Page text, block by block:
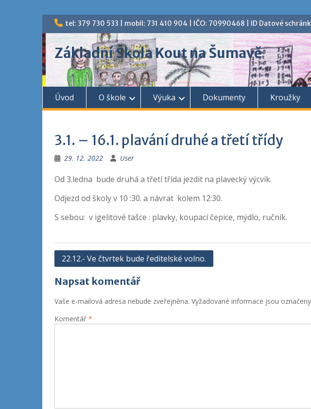
Skip
content
tel: 379 730 533 | mobil: 731 410 904 | IČO: 70990468 | ID Datové
Základní Škola Kout na Šumavě
Úvod O škole Výuka Dokumenty Kroužky
3.1. – 16.1. plavání druhé a třetí třídy
29. 12. 2022 User
Od 3.ledna bude druhá a třetí třída jezdit na plavecký výcvik.
Odjezd od školy v 10 :30. a návrat kolem 12:30.
S sebou: v igelitové tašce : plavky, koupací čepice, mýdlo, ručník.
Navigace
příspěvek
22.12.- Ve čtvrtek bude ředitelské volno.
Napsat komentář
Vaše e-mailová adresa nebude zveřejněna. Vyžadované informace jsou označeny
Komentář *